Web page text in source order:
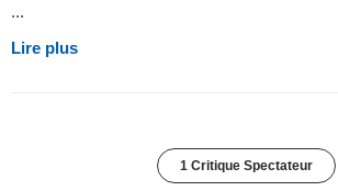
...
Lire plus
1 Critique Spectateur